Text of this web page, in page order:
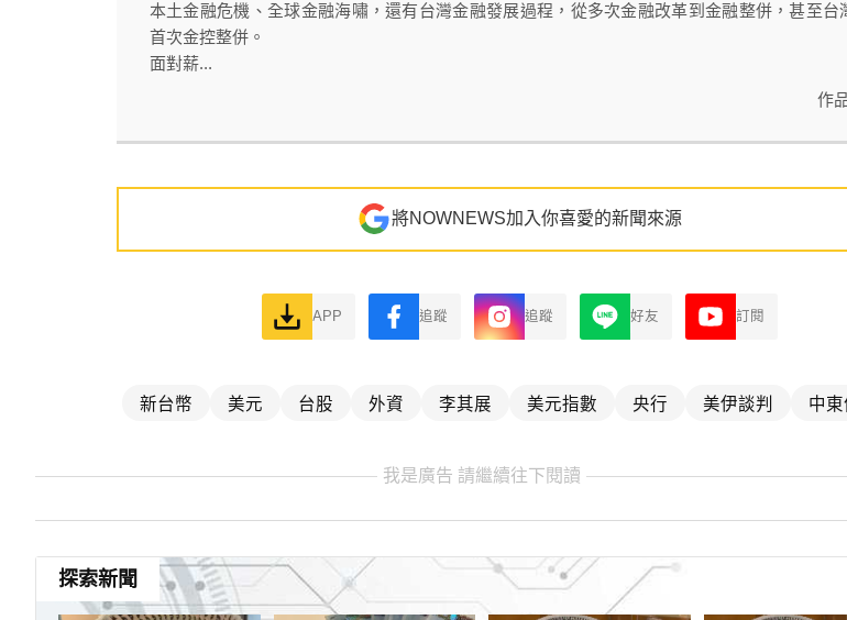
本土金融危機、全球金融海嘯，還有台灣金融發展過程，從多次金融改革到金融整併，甚至台
首次金控整併。
面對薪...
作
將NOWNEWS加入你喜愛的新聞來源
APP 追蹤 追蹤 好友 訂閱
新台幣 美元 台股 外資 李其展 美元指數 央行 美伊談判 中
我是廣告 請繼續往下閱讀
探索新聞